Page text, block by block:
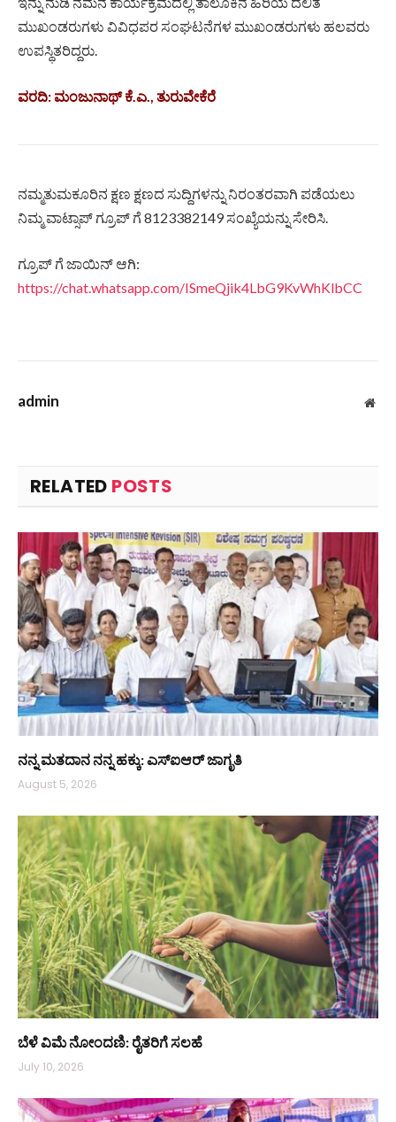
ಮುಖಂಡರುಗಳು ವಿವಿಧಪರ ಸಂಘಟನೆಗಳ ಮುಖಂಡರುಗಳು ಹಲವರು
ಉಪಸ್ಥಿತರಿದ್ದರು.
ವರದಿ: ಮಂಜುನಾಥ್ ಕೆ.ಎ., ತುರುವೇಕೆರೆ
ನಮ್ಮತುಮಕೂರಿನ ಕ್ಷಣ ಕ್ಷಣದ ಸುದ್ದಿಗಳನ್ನು ನಿರಂತರವಾಗಿ ಪಡೆಯಲು
ನಿಮ್ಮ ವಾಟ್ಸಾಪ್ ಗ್ರೂಪ್ ಗೆ 8123382149 ಸಂಖ್ಯೆಯನ್ನು ಸೇರಿಸಿ.
ಗ್ರೂಪ್ ಗೆ ಜಾಯಿನ್ ಆಗಿ:
https://chat.whatsapp.com/ISmeQjik4LbG9KvWhKlbCC
admin
RELATED POSTS
ನನ್ನ ಮತದಾನ ನನ್ನ ಹಕ್ಕು: ಎಸ್ಐಆರ್ ಜಾಗೃತಿ
August 5, 2026
ಬೆಳೆ ವಿಮೆ ನೋಂದಣಿ: ರೈತರಿಗೆ ಸಲಹೆ
July 10, 2026